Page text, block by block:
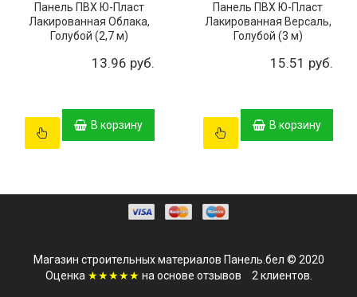
Панель ПВХ Ю-Пласт
Лакированная Облака,
Голубой (2,7 м)
13.96 руб.
В корзину
Панель ПВХ Ю-Пласт
Лакированная Версаль,
Голубой (3 м)
15.51 руб.
В корзину
Магазин строительных материалов Панель.бел © 2020
Оценка ★★★★★ на основе отзывов 2 клиентов.